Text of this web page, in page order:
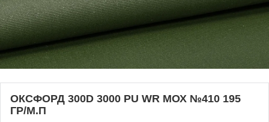
ОКСФОРД 300D 3000 PU WR МОХ №410 195
ГР/М.П